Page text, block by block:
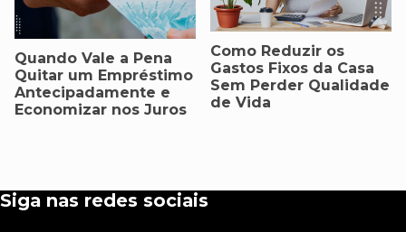
Quando Vale a Pena
Quitar um Empréstimo
Antecipadamente e
Economizar nos Juros
Como Reduzir os
Gastos Fixos da Casa
Sem Perder Qualidade
de Vida
Siga nas redes sociais